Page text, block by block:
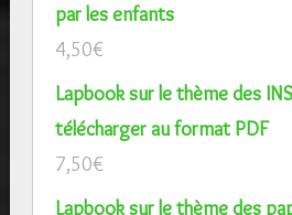
par les enfants
4,50€
Lapbook sur le thème des
télécharger au format PDF
7,50€
Lapbook sur le thème des